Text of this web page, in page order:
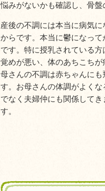
悩みがないかも確認し、骨
産後の不調には本当に病気
からです。本当に鬱になっ
です。特に授乳されている
覚めが悪い、体のあちこち
母さんの不調は赤ちゃんに
す。お母さんの体調がよく
でなく夫婦仲にも関係して
す。